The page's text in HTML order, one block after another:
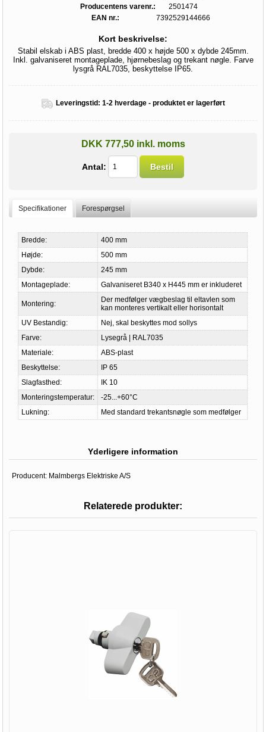
Producentens varenr.:
2501474
EAN nr.:
7392529144666
Kort beskrivelse:
Stabil elskab i ABS plast, bredde 400 x højde 500 x dybde 245mm.
Inkl. galvaniseret montageplade, hjørnebeslag og trekant nøgle. Farve
lysgrå RAL7035, beskyttelse IP65.
Leveringstid: 1-2 hverdage - produktet er lagerført
DKK 777,50 inkl. moms
Antal: Bestil
Specifikationer Forespørgsel
Bredde:
400 mm
Højde:
500 mm
Dybde:
245 mm
Montageplade:
Galvaniseret B340 x H445 mm er inkluderet
Montering:
Der medfølger vægbeslag til eltavlen som
kan monteres vertikalt eller horisontalt
UV Bestandig:
Nej, skal beskyttes mod sollys
Farve:
Lysegrå | RAL7035
Materiale:
ABS-plast
Beskyttelse:
IP 65
Slagfasthed:
IK 10
Monteringstemperatur:
-25...+60°C
Lukning:
Med standard trekantsnøgle som medfølger
Yderligere information
Producent: Malmbergs Elektriske A/S
Relaterede produkter: